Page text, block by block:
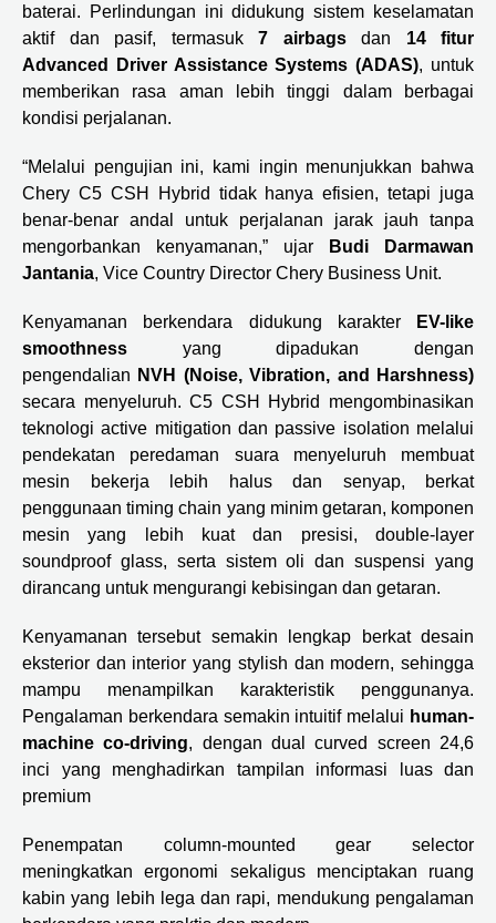
baterai. Perlindungan ini didukung sistem keselamatan
aktif dan pasif, termasuk 7 airbagsdan 14 fitur
Advanced Driver Assistance Systems (ADAS), untuk
memberikan rasa aman lebih tinggi dalam berbagai
kondisi perjalanan.
“Melalui pengujian ini, kami ingin menunjukkan bahwa
Chery C5 CSH Hybrid tidak hanya efisien, tetapi juga
benar-benar andal untuk perjalanan jarak jauh tanpa
mengorbankan kenyamanan,” ujar
Budi Darmawan
Jantania, Vice Country Director Chery Business Unit.
Kenyamanan berkendara didukung karakter
EV-like
smoothness yang dipadukan dengan
pengendalian NVH (Noise, Vibration, and Harshness)
secara menyeluruh. C5 CSH Hybrid mengombinasikan
teknologi active mitigation dan passive isolation melalui
pendekatan peredaman suara menyeluruh membuat
mesin bekerja lebih halus dan senyap, berkat
penggunaan timing chain yang minim getaran, komponen
mesin yang lebih kuat dan presisi, double-layer
soundproof glass, serta sistem oli dan suspensi yang
dirancang untuk mengurangi kebisingan dan getaran.
Kenyamanan tersebut semakin lengkap berkat desain
eksterior dan interior yang stylish dan modern, sehingga
mampu menampilkan karakteristik penggunanya.
Pengalaman berkendara semakin intuitif melalui human-
machine co-driving, dengan dual curved screen 24,6
inci yang menghadirkan tampilan informasi luas dan
premium
Penempatan column-mounted gear selector
meningkatkan ergonomi sekaligus menciptakan ruang
kabin yang lebih lega dan rapi, mendukung pengalaman